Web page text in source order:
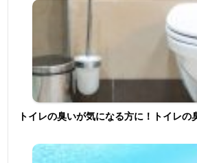
トイレの臭いが気になる方に！トイレの